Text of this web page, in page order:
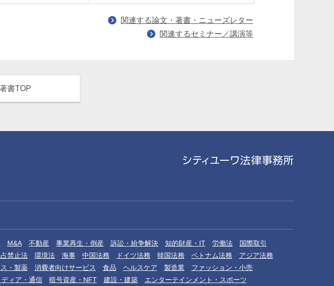
関連する論文・著書・ニューズレター
関連するセミナー／講演等
書TOP
M&A 不動産 事業再生・倒産 訴訟・紛争解決 知的財産・IT 労働法
国際取引
禁止法 環境法 海事 中国法務 ドイツ法務 韓国法務 ベトナム法務
アジア法務
・製薬 消費者向けサービス 食品 ヘルスケア 製造業
ファッション・小売
ィア・通信 暗号資産・NFT 建設・建築 エンターテインメント・スポーツ